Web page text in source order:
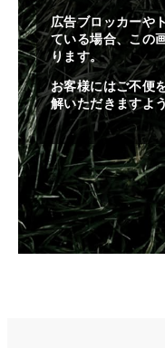
広告ブロッカーや
ている場合、この
ります。
お客様にはご不便
解いただきますよ